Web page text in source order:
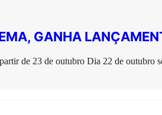
GANHA
de 23 de outubro Dia 22 de outubro